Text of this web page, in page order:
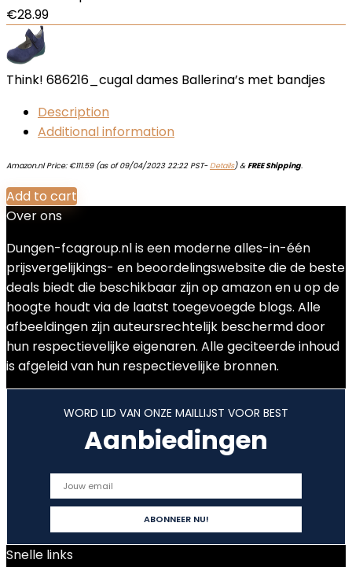
€28.99
Think! 686216_cugal dames Ballerina’s met bandjes
Description
Additional information
Amazon.nl Price: €111.59(as of 09/04/2023 22:22 PST-Details)&FREE Shipping.
Add to cart
Over ons
Dungen-fcagroup.nl is een moderne alles-in-één
prijsvergelijkings- en beoordelingswebsite die de beste
deals biedt die beschikbaar zijn op amazon en u op de
hoogte houdt via de laatst toegevoegde blogs. Alle
afbeeldingen zijn auteursrechtelijk beschermd door
hun respectievelijke eigenaren. Alle geciteerde inhoud
is afgeleid van hun respectievelijke bronnen.
WORD LID VAN ONZE MAILLIJST VOOR BEST
Aanbiedingen
Snelle links